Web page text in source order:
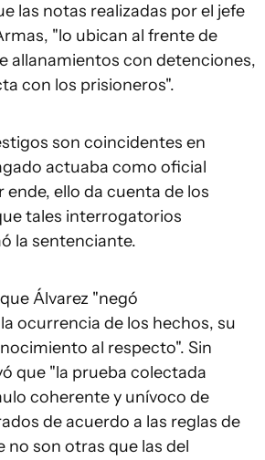
las notas realizadas por el jefe
"lo ubican al frente de
allanamientos con detenciones,
con los prisioneros".
son coincidentes en
actuaba como oficial
ello da cuenta de los
tales interrogatorios
la sentenciante.
Álvarez "negó
ocurrencia de los hechos, su
al respecto". Sin
que "la prueba colectada
coherente y unívoco de
de acuerdo a las reglas de
no son otras que las del